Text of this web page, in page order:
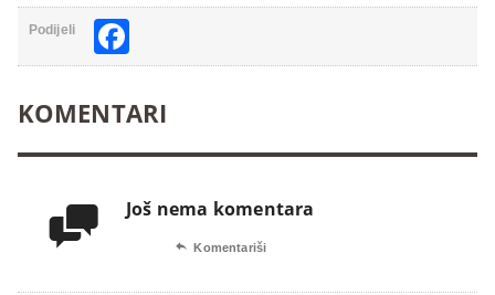
Podijeli
KOMENTARI
 Još nema komentara
 Komentariši